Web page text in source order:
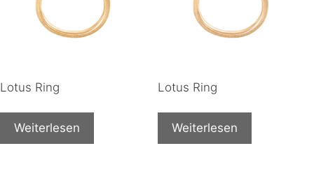
Lotus Ring
Weiterlesen
Lotus Ring
Weiterlesen